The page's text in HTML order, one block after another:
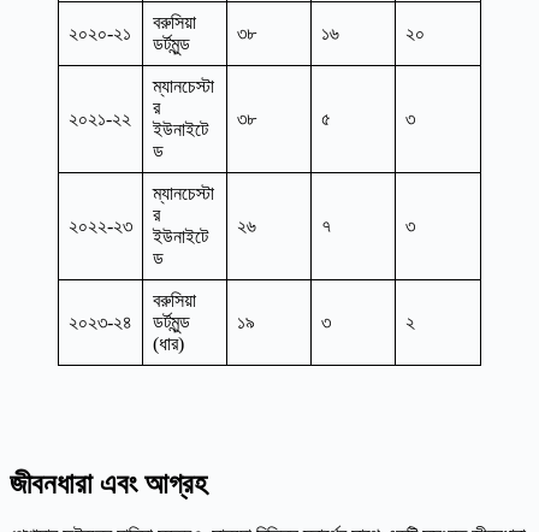
২০২০-২১
বরুসিয়া
ডর্টমুন্ড
৩৮ ১৬ ২০
২০২১-২২
ম্যানচেস্টা
র
ইউনাইটে
ড
৩৮ ৫ ৩
২০২২-২৩
ম্যানচেস্টা
র
ইউনাইটে
ড
২৬ ৭ ৩
২০২৩-২৪
বরুসিয়া
ডর্টমুন্ড
(ধার)
১৯ ৩ ২
জীবনধারা এবং আগ্রহ